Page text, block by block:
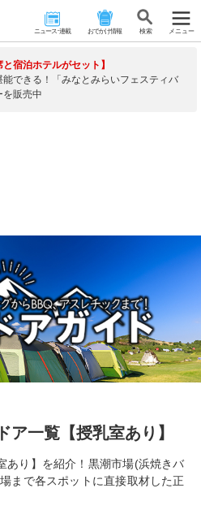
ニュース･連載 おでかけ情報 検 索 メニュー
と宿泊ホテルがセット】
能できる！「みなとみらいフェスティバ
を販売中
ア一覧【授乳室あり】
あり】を紹介！黒潮市場(浜焼きバ
まで各スポットに直接取材した正